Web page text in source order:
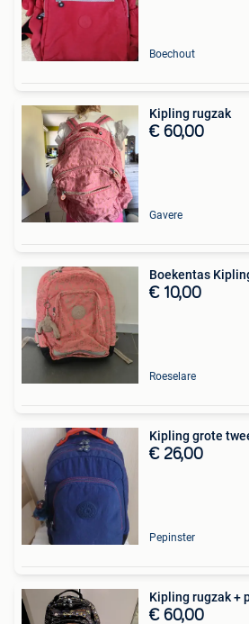
Boechout
Kipling rugzak
€ 60,00
Gavere
Boekentas
€ 10,00
Roeselare
Kipling grote
€ 26,00
Pepinster
Kipling rugzak +
€ 60,00